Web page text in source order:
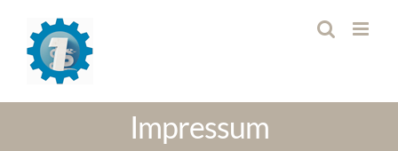
Inhalt
springen
Impressum